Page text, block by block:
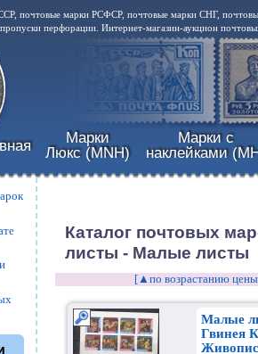
почтовые марки РСФСР, почтовые марки СНГ,
перфорации. Интернет-магазин-аукцион
Марки
Люкс (MNH)
Марки с
наклейками
Каталог почтовых
листы - Малые листы
[▲по возрастанию
Малые
Гвинея